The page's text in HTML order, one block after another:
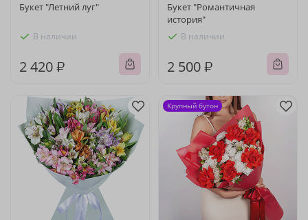
Букет "Летний луг"
В наличии
2 420 ₽
Букет "Романтичная
история"
В наличии
2 500 ₽
Крупный бутон